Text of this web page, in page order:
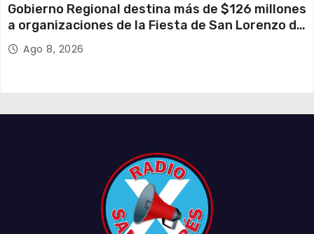
Gobierno Regional destina más de $126 millones
a organizaciones de la Fiesta de San Lorenzo de
Tarapacá
Ago 8, 2026